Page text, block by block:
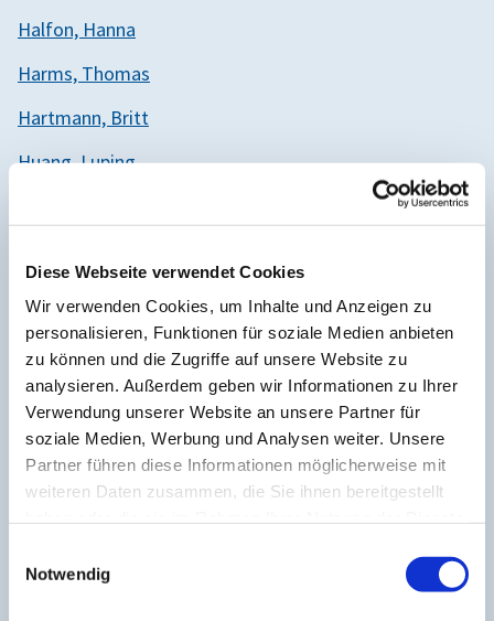
Diese Webseite verwendet Cookies
Wir verwenden Cookies, um Inhalte und Anzeigen zu
personalisieren, Funktionen für soziale Medien anbieten
zu können und die Zugriffe auf unsere Website zu
analysieren. Außerdem geben wir Informationen zu Ihrer
Verwendung unserer Website an unsere Partner für
soziale Medien, Werbung und Analysen weiter. Unsere
Partner führen diese Informationen möglicherweise mit
weiteren Daten zusammen, die Sie ihnen bereitgestellt
Notwendig
Halfon, Hanna
Harms, Thomas
Hartmann, Britt
Huang, Luping
Muchametow, Janos
Pöhle, Kai-Oliver
Piper, Dr. Sandra
Reuter, Christin
Schindelasch, Marcel